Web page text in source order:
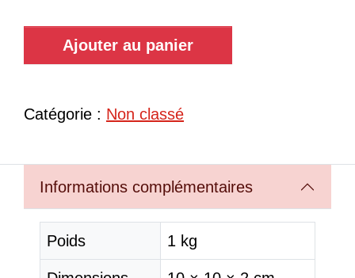
Ajouter au panier
Catégorie : Non classé
Informations complémentaires
Poids 1 kg